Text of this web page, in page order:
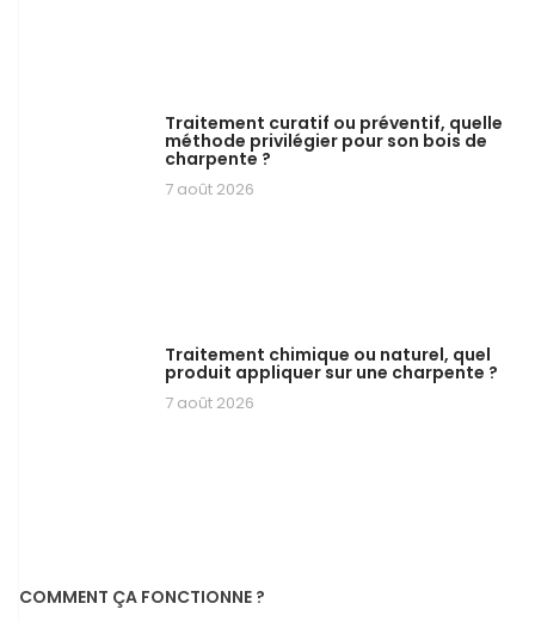
Traitement curatif ou préventif, quelle
méthode privilégier pour son bois de
charpente ?
7 août 2026
Traitement chimique ou naturel, quel
produit appliquer sur une charpente ?
7 août 2026
COMMENT ÇA FONCTIONNE ?